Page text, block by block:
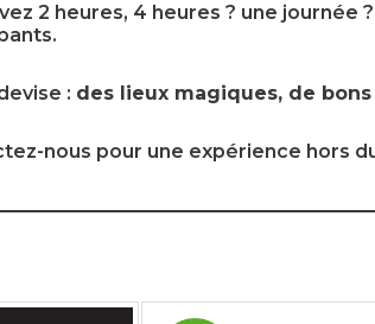
2 heures, 4 heures ? une
: des lieux magiques, de
nous pour une expérience hors